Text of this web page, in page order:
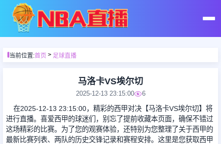
首页
篮球直播
足球录像
当前位置:首页> 足球直播
马洛卡VS埃尔切
2025-12-13 23:15:00 6
在2025-12-13 23:15:00，精彩的西甲对决【马洛卡VS埃尔切】将
进行直播。喜爱西甲的球迷们，别忘了提前收藏本页面，确保不错过
这场精彩的比赛。为了您的观赛体验，还特别为您整理了关于西甲的
最新比赛列表、两队的历史交锋记录和赛程安排。这里是您获取西甲